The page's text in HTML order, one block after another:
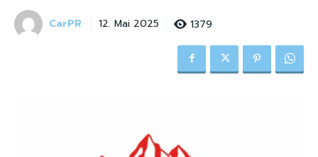
CarPR 12. Mai 2025 1379